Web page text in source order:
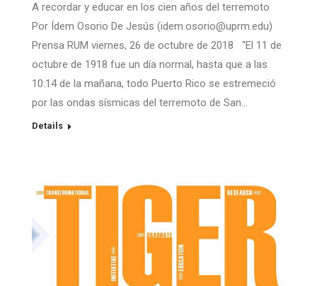
A recordar y educar en los cien años del terremoto
Por Ídem Osorio De Jesús (idem.osorio@uprm.edu)
Prensa RUM viernes, 26 de octubre de 2018 “El 11 de
octubre de 1918 fue un día normal, hasta que a las
10:14 de la mañana, todo Puerto Rico se estremeció
por las ondas sísmicas del terremoto de San…
Details